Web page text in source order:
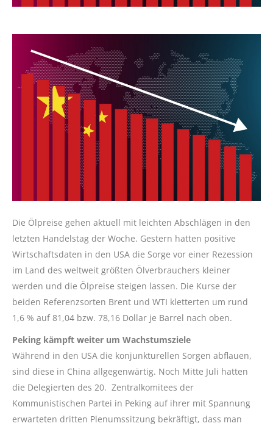
Die Ölpreise gehen aktuell mit leichten Abschlägen in den
letzten Handelstag der Woche. Gestern hatten positive
Wirtschaftsdaten in den USA die Sorge vor einer Rezession
im Land des weltweit größten Ölverbrauchers kleiner
werden und die Ölpreise steigen lassen. Die Kurse der
beiden Referenzsorten Brent und WTI kletterten um rund
1,6 % auf 81,04 bzw. 78,16 Dollar je Barrel nach oben.
Peking kämpft weiter um Wachstumsziele
Während in den USA die konjunkturellen Sorgen abflauen,
sind diese in China allgegenwärtig. Noch Mitte Juli hatten
die Delegierten des 20. Zentralkomitees der
Kommunistischen Partei in Peking auf ihrer mit Spannung
erwarteten dritten Plenumssitzung bekräftigt, dass man